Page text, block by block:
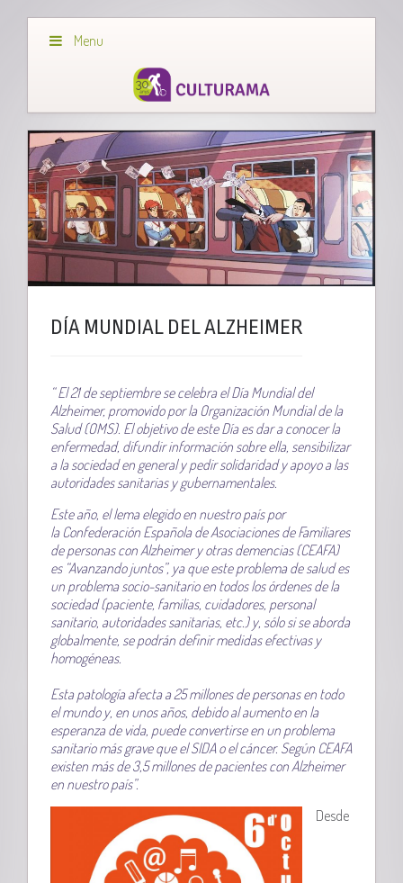
Menu
DÍA MUNDIAL DEL ALZHEIMER
“ El 21 de septiembre se celebra el Día Mundial del
Alzheimer, promovido por la Organización Mundial de la
Salud (OMS). El objetivo de este Día es dar a conocer la
enfermedad, difundir información sobre ella, sensibilizar
a la sociedad en general y pedir solidaridad y apoyo a las
autoridades sanitarias y gubernamentales.
Este año, el lema elegido en nuestro país por
la Confederación Española de Asociaciones de Familiares
de personas con Alzheimer y otras demencias (CEAFA)
es “Avanzando juntos”, ya que este problema de salud es
un problema socio-sanitario en todos los órdenes de la
sociedad (paciente, familias, cuidadores, personal
sanitario, autoridades sanitarias, etc.) y, sólo si se aborda
globalmente, se podrán definir medidas efectivas y
homogéneas.
Esta patología afecta a 25 millones de personas en todo
el mundo y, en unos años, debido al aumento en la
esperanza de vida, puede convertirse en un problema
sanitario más grave que el SIDA o el cáncer. Según CEAFA
existen más de 3,5 millones de pacientes con Alzheimer
en nuestro país”.
Desde